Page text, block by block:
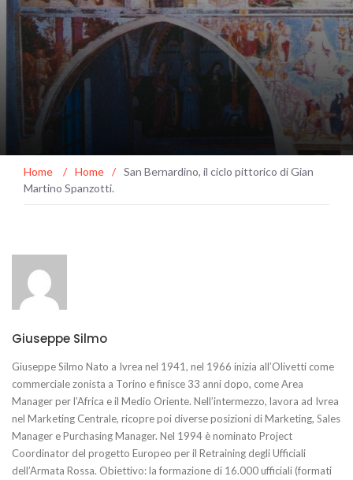
Home / Home / San Bernardino, il ciclo pittorico di Gian
Martino Spanzotti.
Giuseppe Silmo
Giuseppe Silmo Nato a Ivrea nel 1941, nel 1966 inizia all’Olivetti come
commerciale zonista a Torino e finisce 33 anni dopo, come Area
Manager per l’Africa e il Medio Oriente. Nell’intermezzo, lavora ad Ivrea
nel Marketing Centrale, ricopre poi diverse posizioni di Marketing, Sales
Manager e Purchasing Manager. Nel 1994 è nominato Project
Coordinator del progetto Europeo per il Retraining degli Ufficiali
dell’Armata Rossa. Obiettivo: la formazione di 16.000 ufficiali (formati